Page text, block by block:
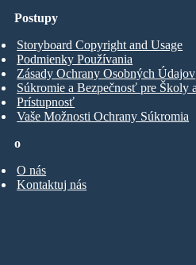
o
O nás
Kontaktuj nás
Postupy
Storyboard Copyright and Usage
Podmienky Používania
Zásady Ochrany Osobných Údajov
Súkromie a Bezpečnosť pre Školy
Prístupnosť
Vaše Možnosti Ochrany Súkromia